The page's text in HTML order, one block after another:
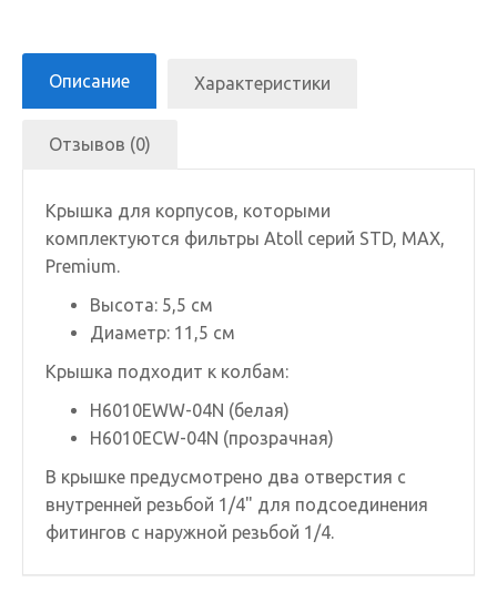
Описание Характеристики
Отзывов (0)
Крышка для корпусов, которыми
комплектуются фильтры Atoll серий STD, MAX,
Premium.
Высота: 5,5 см
Диаметр: 11,5 см
Крышка подходит к колбам:
H6010EWW-04N (белая)
H6010ECW-04N (прозрачная)
В крышке предусмотрено два отверстия с
внутренней резьбой 1/4" для подсоединения
фитингов с наружной резьбой 1/4.